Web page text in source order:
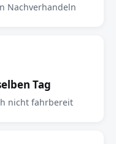
Nachverhandeln
Tag
nicht fahrbereit